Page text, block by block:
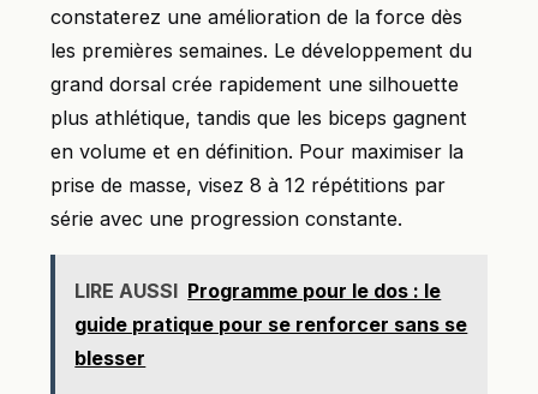
constaterez une amélioration de la force dès
les premières semaines. Le développement du
grand dorsal crée rapidement une silhouette
plus athlétique, tandis que les biceps gagnent
en volume et en définition. Pour maximiser la
prise de masse, visez 8 à 12 répétitions par
série avec une progression constante.
LIRE AUSSI Programme pour le dos : le
guide pratique pour se renforcer sans se
blesser